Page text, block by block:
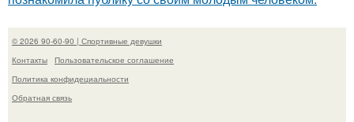
© 2026 90-60-90 | Спортивные девушки
Контакты
Пользовательское соглашение
Политика конфидециальности
Обратная связь